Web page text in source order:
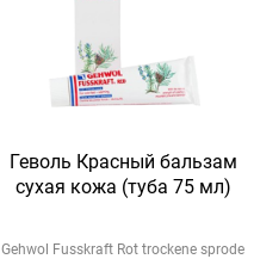
Геволь Красный бальзам
сухая кожа (туба 75 мл)
Gehwol Fusskraft Rot trockene sprode